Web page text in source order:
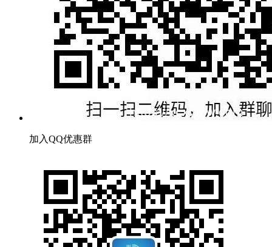
加入QQ优惠群